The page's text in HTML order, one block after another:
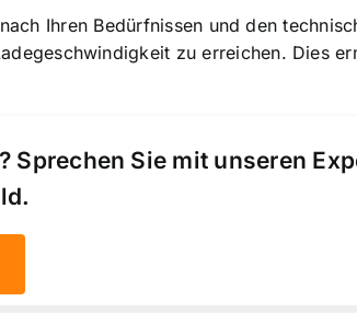
Ihren Bedürfnissen und den
zu erreichen. Dies
Sie mit unseren